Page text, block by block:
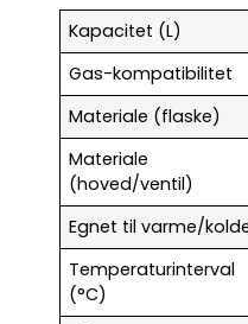
Kapacitet (L)
Gas-kompatibilitet
Materiale (flaske)
Materiale
(hoved/ventil)
Egnet til varme/
Temperaturinterval
(°C)